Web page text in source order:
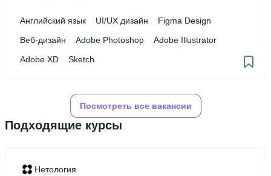
Английский язык UI/UX дизайн
Figma Design
Веб-дизайн
Adobe Photoshop
Adobe Illustrator
Adobe XD
Sketch
Посмотреть все вакансии
Подходящие курсы
Нетология